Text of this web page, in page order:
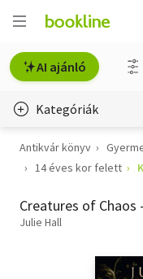
AI ajánló
Kategóriák
Életmód, egészség
Gyermek- és ifjúsági
Hobbi, szabadidő
Antikvár könyv
14 éves kor felett
Creatures of Chaos
Julie Hall